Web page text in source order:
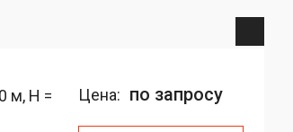
м, H =
Цена: по запросу